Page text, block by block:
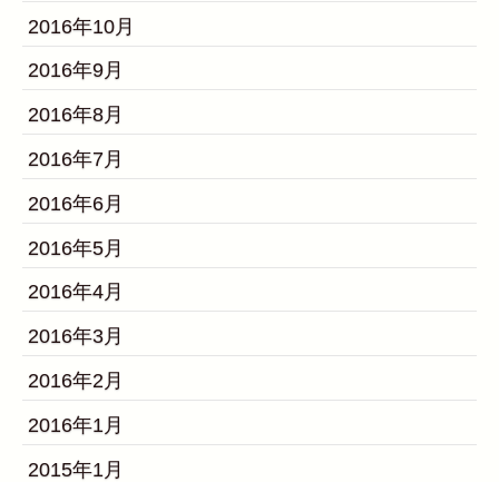
2016年10月
2016年9月
2016年8月
2016年7月
2016年6月
2016年5月
2016年4月
2016年3月
2016年2月
2016年1月
2015年1月